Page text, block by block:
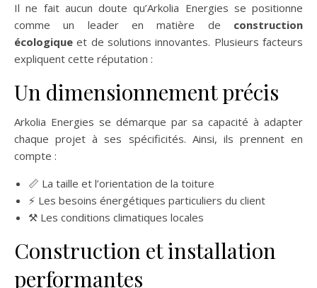
Il ne fait aucun doute qu’Arkolia Energies se positionne
comme un leader en matière de construction
écologique et de solutions innovantes. Plusieurs facteurs
expliquent cette réputation :
Un dimensionnement précis
Arkolia Energies se démarque par sa capacité à adapter
chaque projet à ses spécificités. Ainsi, ils prennent en
compte :
📏 La taille et l’orientation de la toiture
⚡ Les besoins énergétiques particuliers du client
⚒️ Les conditions climatiques locales
Construction et installation
performantes